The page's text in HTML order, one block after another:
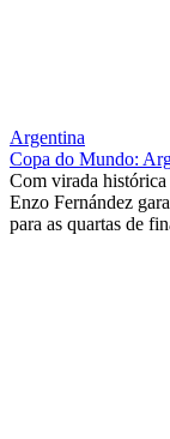
Argentina
Copa do Mundo:
Com virada
Enzo Fernández
para as quartas de